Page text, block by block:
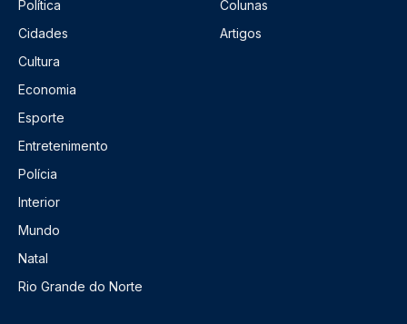
Política
Cidades
Cultura
Economia
Esporte
Entretenimento
Polícia
Interior
Mundo
Natal
Rio Grande do Norte
Colunas
Artigos